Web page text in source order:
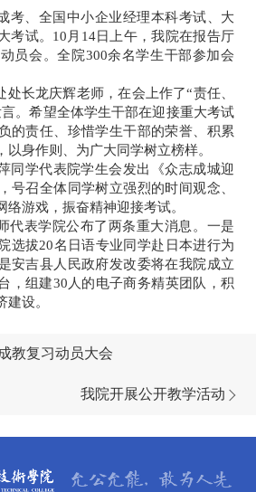
考、全国中小企业经理本科考试、大
考试。10月14日上午，我院在报告厅
员会。全院300余名学生干部参加会
处长龙庆辉老师，在会上作了“责任、
。希望全体学生干部在迎接重大考试
的责任、珍惜学生干部的荣誉、积累
以身作则、 为广大同学树立榜样。
同学代表院学生会发出《众志成城迎
号召全体同学树立强烈的时间观念、
游戏，振奋精神迎接考试。
代表学院公布了两条重大消息。一是
选拔20名日语专业同学赴日本进行为
安吉县人民政府发改委将在我院成立
，组建30人的电子商务精英团队，积
设。
教复习动员大会
我院开展公开教学活动